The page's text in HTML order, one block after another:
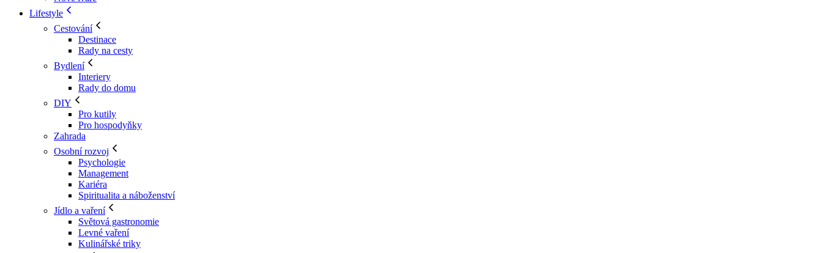
Lifestyle
Cestování
Destinace
Rady na cesty
Bydlení
Interiery
Rady do domu
DIY
Pro kutily
Pro hospodyňky
Zahrada
Osobní rozvoj
Psychologie
Management
Kariéra
Spiritualita a náboženství
Jídlo a vaření
Světová gastronomie
Levné vaření
Kulinářské triky